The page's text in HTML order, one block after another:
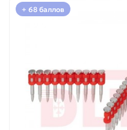
+ 68 баллов